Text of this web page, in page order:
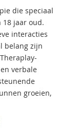
die speciaal
18 jaar oud.
interacties
belang zijn
verbale
groeien,